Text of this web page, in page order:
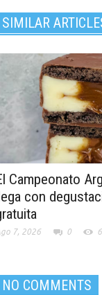
SIMILAR
Campeonato
llega con
7, 2026 0
NO COMMENTS